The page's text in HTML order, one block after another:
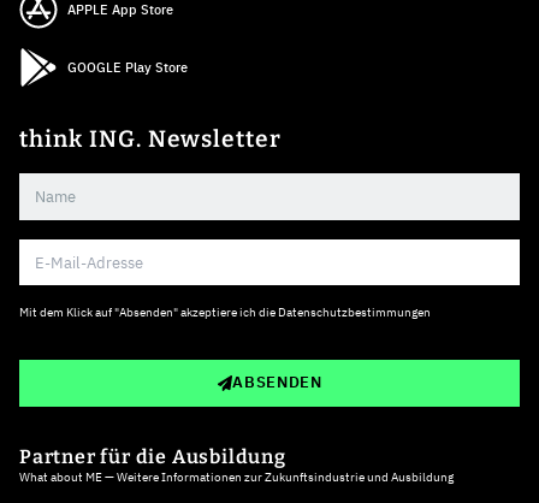
APPLE App Store
GOOGLE Play Store
think ING. Newsletter
Mit dem Klick auf "Absenden" akzeptiere ich die Datenschutzbestimmungen
ABSENDEN
Partner für die Ausbildung
What about ME — Weitere Informationen zur Zukunftsindustrie und Ausbildung